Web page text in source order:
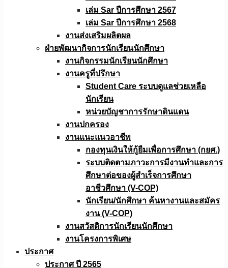
เล่ม Sar ปีการศึกษา 2567
เล่ม Sar ปีการศึกษา 2568
งานส่งเสริมผลิตผล
ฝ่ายพัฒนากิจการนักเรียนนักศึกษา
งานกิจกรรมนักเรียนนักศึกษา
งานครูที่ปรึกษา
Student Care ระบบดูแลช่วยเหลือ
นักเรียน
หน่วยบัญชาการรักษาดินแดน
งานปกครอง
งานแนะแนวอาชีพ
กองทุนเงินให้กู้ยืมเพื่อการศึกษา (กยศ.)
ระบบติดตามภาวะการมีงานทำและการ
ศึกษาต่อของผู้สำเร็จการศึกษา
อาชีวศึกษา (V-COP)
นักเรียน/นักศึกษา ค้นหางานและสมัคร
งาน (V-COP)
งานสวัสดิการนักเรียนนักศึกษา
งานโครงการพิเศษ
ประกาศ
ประกาศ ปี 2565